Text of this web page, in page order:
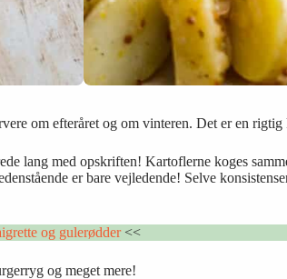
om efteråret og om vinteren. Det er en
lang med opskriften! Kartoflerne koges
er bare vejledende! Selve
og gulerødder<<
og meget mere!